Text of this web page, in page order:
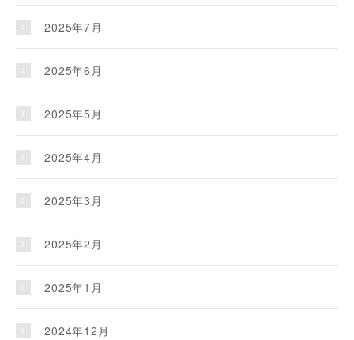
2025年7月
2025年6月
2025年5月
2025年4月
2025年3月
2025年2月
2025年1月
2024年12月